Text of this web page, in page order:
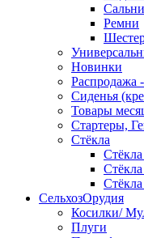
Ремни
Новинки
Распродажа
Сиденья
Товары
Стартеры,
Стёкла
СельхозОрудия
Косилки/
Плуги